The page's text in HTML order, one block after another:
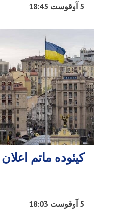
5 آوقوست 18:45
کیئوده ماتم
5 آوقوست 18:03